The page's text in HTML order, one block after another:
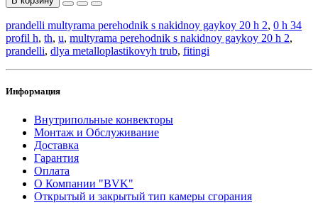
prandelli multyrama perehodnik s nakidnoy gaykoy 20 h 2, 0 h 34
profil h, th, u, multyrama perehodnik s nakidnoy gaykoy 20 h 2,
prandelli, dlya metalloplastikovyh trub, fitingi
Информация
Внутрипольные конвекторы
Монтаж и Обслуживание
Доставка
Гарантия
Оплата
О Компании "BVK"
Открытый и закрытый тип камеры сгорания